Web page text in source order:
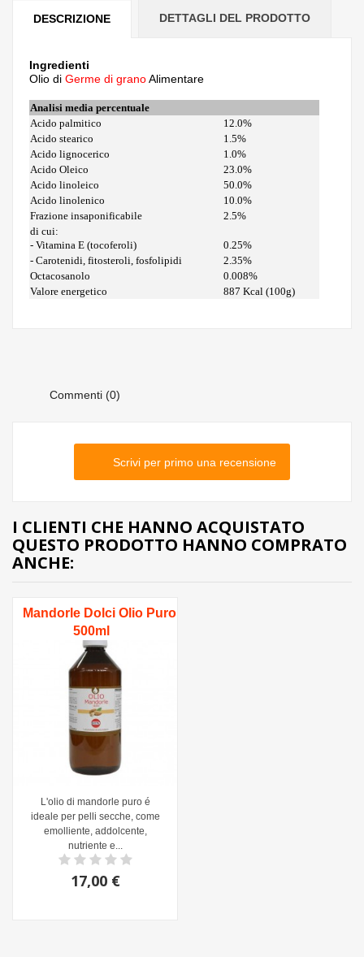
DESCRIZIONE DETTAGLI DEL PRODOTTO
Ingredienti
Olio di Germe di granoAlimentare
Analisi media percentuale
Acido palmitico
12.0%
Acido stearico
1.5%
Acido lignocerico
1.0%
Acido Oleico
23.0%
Acido linoleico
50.0%
Acido linolenico
10.0%
Frazione insaponificabile
2.5%
di cui:
- Vitamina E (tocoferoli)
0.25%
- Carotenidi, fitosteroli, fosfolipidi
2.35%
Octacosanolo
0.008%
Valore energetico
887 Kcal (100g)
Commenti (0)
Scrivi per primo una recensione
I CLIENTI CHE HANNO ACQUISTATO
QUESTO PRODOTTO HANNO COMPRATO
ANCHE:
Mandorle Dolci Olio Puro
500ml
L'olio di mandorle puro é
ideale per pelli secche, come
emolliente, addolcente,
nutriente e...
17,00 €